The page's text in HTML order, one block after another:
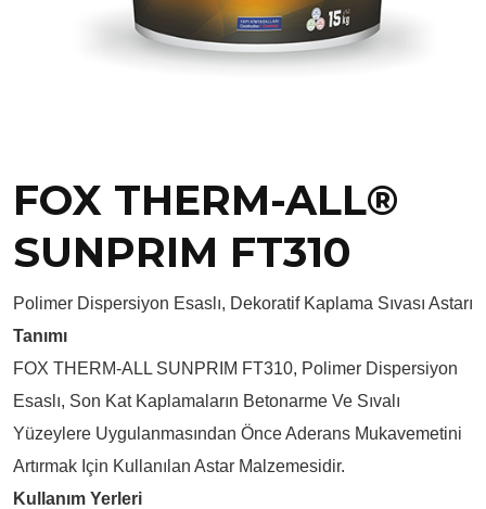
FOX THERM-ALL®
SUNPRIM FT310
Polimer Dispersiyon Esaslı, Dekoratif Kaplama Sıvası Astarı
Tanımı
FOX THERM-ALL SUNPRIM FT310, Polimer Dispersiyon
Esaslı, Son Kat Kaplamaların Betonarme Ve Sıvalı
Yüzeylere Uygulanmasından Önce Aderans Mukavemetini
Artırmak Için Kullanılan Astar Malzemesidir.
Kullanım Yerleri